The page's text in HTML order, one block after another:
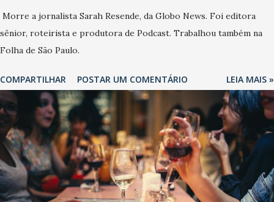
Morre a jornalista Sarah Resende, da Globo News. Foi editora
sênior, roteirista e produtora de Podcast. Trabalhou também na
Folha de São Paulo.
COMPARTILHAR POSTAR UM COMENTÁRIO LEIA MAIS »